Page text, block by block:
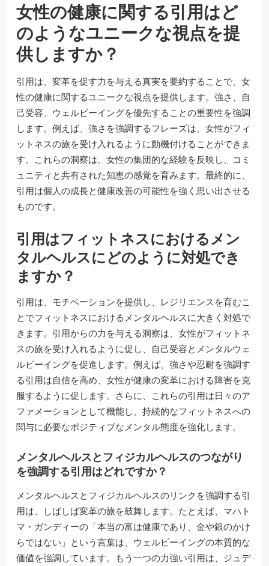
女性の健康に関する引用はど
のようなユニークな視点を提
供しますか？
引用は、変革を促す力を与える真実を要約することで、女
性の健康に関するユニークな視点を提供します。強さ、自
己受容、ウェルビーイングを優先することの重要性を強調
します。例えば、強さを強調するフレーズは、女性がフィ
ットネスの旅を受け入れるように動機付けることができま
す。これらの洞察は、女性の集団的な経験を反映し、コミ
ュニティと共有された知恵の感覚を育みます。最終的に、
引用は個人の成長と健康改善の可能性を強く思い出させる
ものです。
引用はフィットネスにおけるメン
タルヘルスにどのように対処でき
ますか？
引用は、モチベーションを提供し、レジリエンスを育むこ
とでフィットネスにおけるメンタルヘルスに大きく対処で
きます。引用からの力を与える洞察は、女性がフィットネ
スの旅を受け入れるように促し、自己受容とメンタルウェ
ルビーイングを促進します。例えば、強さや忍耐を強調す
る引用は自信を高め、女性が健康の変革における障害を克
服するように促します。さらに、これらの引用は日々のア
ファメーションとして機能し、持続的なフィットネスへの
関与に必要なポジティブなメンタル態度を強化します。
メンタルヘルスとフィジカルヘルスのつながり
を強調する引用はどれですか？
メンタルヘルスとフィジカルヘルスのリンクを強調する引
用は、しばしば変革の旅を鼓舞します。たとえば、マハト
マ・ガンディーの「本当の富は健康であり、金や銀のかけ
らではない」という言葉は、ウェルビーイングの本質的な
価値を強調しています。もう一つの力強い引用は、ジュデ